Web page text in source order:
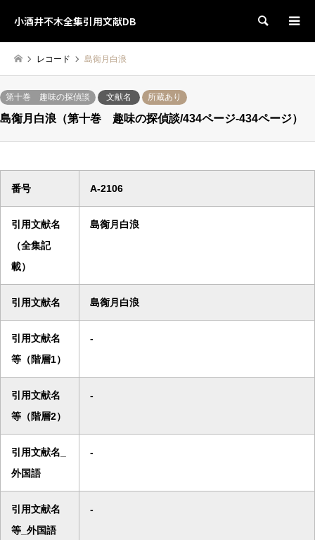
小酒井不木全集引用文献DB 検索
レコード 島鵆月白浪
第十巻 趣味の探偵談 文献名 所蔵あり
島鵆月白浪（第十巻 趣味の探偵談/434ページ-434ページ）
番号 A-2106
引用文献名
（全集記
載）
島鵆月白浪
引用文献名 島鵆月白浪
引用文献名
等（階層1）
-
引用文献名
等（階層2）
-
引用文献名_
外国語
-
引用文献名
等_外国語
-